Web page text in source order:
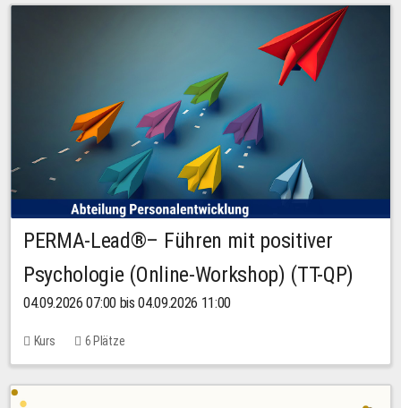
PERMA-Lead®– Führen mit positiver
Psychologie (Online-Workshop) (TT-QP)
04.09.2026 07:00 bis 04.09.2026 11:00
Kurs 6 Plätze